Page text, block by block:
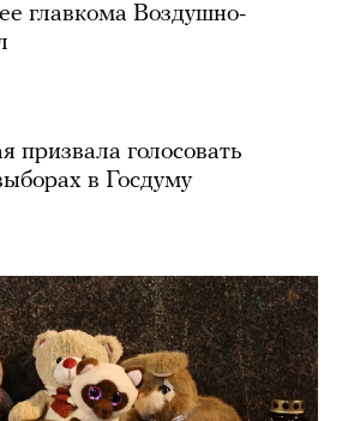
главкома Воздушно-
голосовать
в Госдуму